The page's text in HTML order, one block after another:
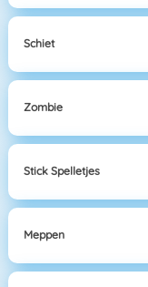
Schiet
Zombie
Stick Spelletjes
Meppen